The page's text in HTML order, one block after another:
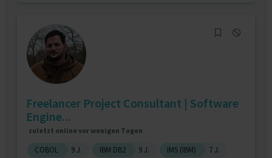
Freelancer Project Consultant | Software
Engine...
zuletzt online vor wenigen Tagen
COBOL 9 J. IBM DB2 9 J. IMS (IBM)
7 J.